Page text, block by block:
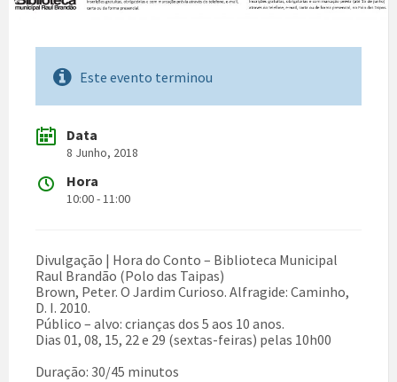
Este evento terminou
Data
8 Junho, 2018
Hora
10:00 - 11:00
Divulgação | Hora do Conto – Biblioteca Municipal
Raul Brandão (Polo das Taipas)
Brown, Peter. O Jardim Curioso. Alfragide: Caminho,
D. I. 2010.
Público – alvo: crianças dos 5 aos 10 anos.
Dias 01, 08, 15, 22 e 29 (sextas-feiras) pelas 10h00
Duração: 30/45 minutos